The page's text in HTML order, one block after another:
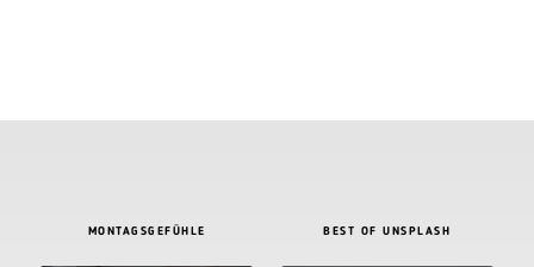
MONTAGSGEFÜHLE BEST OF UNSPLASH